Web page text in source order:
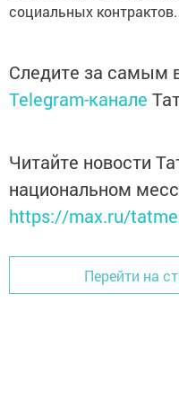
социальных контрактов.​ ​
Следите за самым
Telegram-канале
Читайте новости
национальном
https://max.ru/
Перейти на